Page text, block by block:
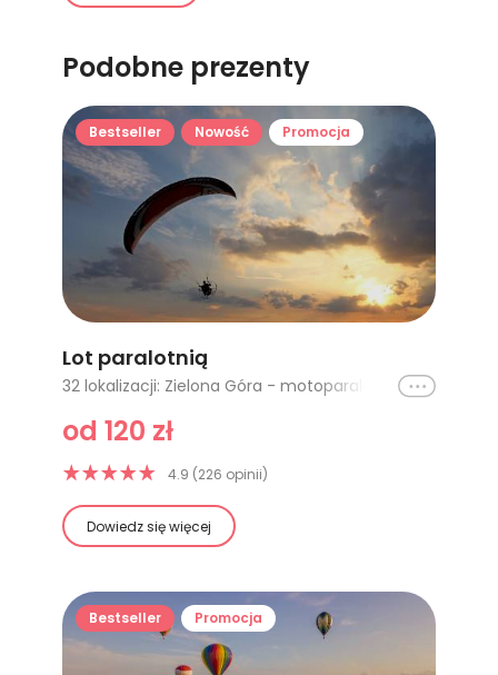
Podobne prezenty
Bestseller Nowość Promocja
Lot paralotnią
32 lokalizacji: Zielona Góra - motoparalotnia 10 minut, Gliwice - 10 minut, Trójmiasto (Borsk), Kraków (Pobiednik Wielki), Łódź, Poznań - 10 minut, Bielsko-Biała, Trójmiasto, Warszawa, Opole, Poznań - 20 minut, Gliwice - 25 minut, Gliwice - 35 minut, Beskidy (Żywiec) - Motoparalotnia, Katowice - 25 minut, Katowice - 10 minut, Poznań - 30 minut, Świdwin 10 minut, Gliwice, Trójmiasto (Borsk) - motoparalotnia, Zielona Góra - motoparalotnia 15 minut, Kraków, Białystok lot z Mistrzem Świata, Zielona Góra - motoparalotnia 25 minut, Zakopane, Świdwin 15 minut, Kutno, Trójmiasto - długi lot, Gdańsk, Zielona Góra - motoparalotnia 40 minut, Warszawa - Kalonka, Lublin (Starościn)
Ikona
od 120 zł
4.9 (226 opinii)
Dowiedz się więcej
Bestseller Promocja